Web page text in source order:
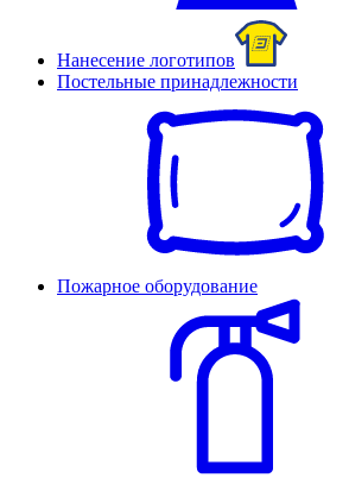
Нанесение логотипов
Постельные принадлежности
Пожарное оборудование